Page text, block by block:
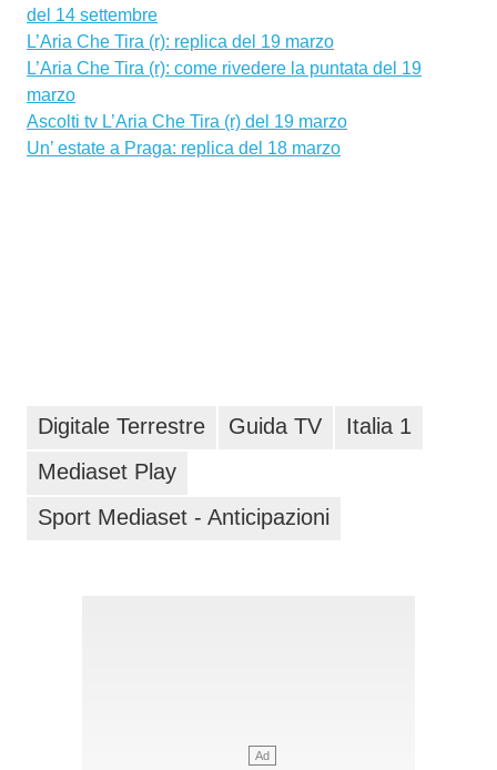
del 14 settembre
L’Aria Che Tira (r): replica del 19 marzo
L’Aria Che Tira (r): come rivedere la puntata del 19
marzo
Ascolti tv L’Aria Che Tira (r) del 19 marzo
Un’ estate a Praga: replica del 18 marzo
Digitale Terrestre Guida TV
Italia 1
Mediaset Play
Sport Mediaset - Anticipazioni